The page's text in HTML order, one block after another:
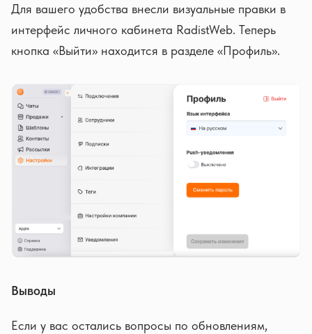
Для вашего удобства внесли визуальные правки в
интерфейс личного кабинета RadistWeb. Теперь
кнопка «Выйти» находится в разделе «Профиль».
Выводы
Если у вас остались вопросы по обновлениям,